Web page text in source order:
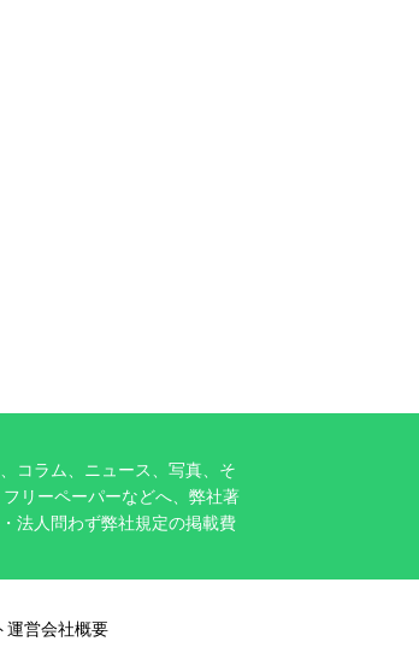
コラム、ニュース、写真、そ
リーペーパーなどへ、弊社著
法人問わず弊社規定の掲載費
運営会社概要